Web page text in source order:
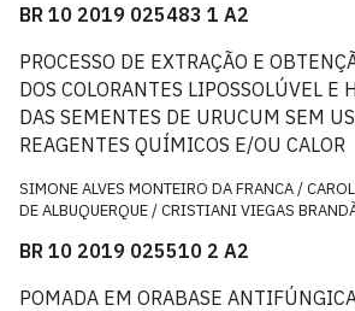
BR 10 2019 025483 1 A2
PROCESSO DE EXTRAÇÃO E
DOS COLORANTES LIPOSSOLÚVEL E
DAS SEMENTES DE URUCUM SEM
REAGENTES QUÍMICOS E/OU CALOR
SIMONE ALVES MONTEIRO DA FRANCA /
DE ALBUQUERQUE / CRISTIANI VIEGAS
BR 10 2019 025510 2 A2
POMADA EM ORABASE